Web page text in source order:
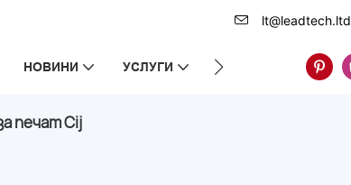
lt@leadtech.ltd
НОВИНИ УСЛУГИ ЗА НАС
печат Cij